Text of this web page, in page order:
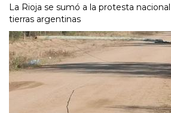
La Rioja se sumó a la protesta
tierras argentinas